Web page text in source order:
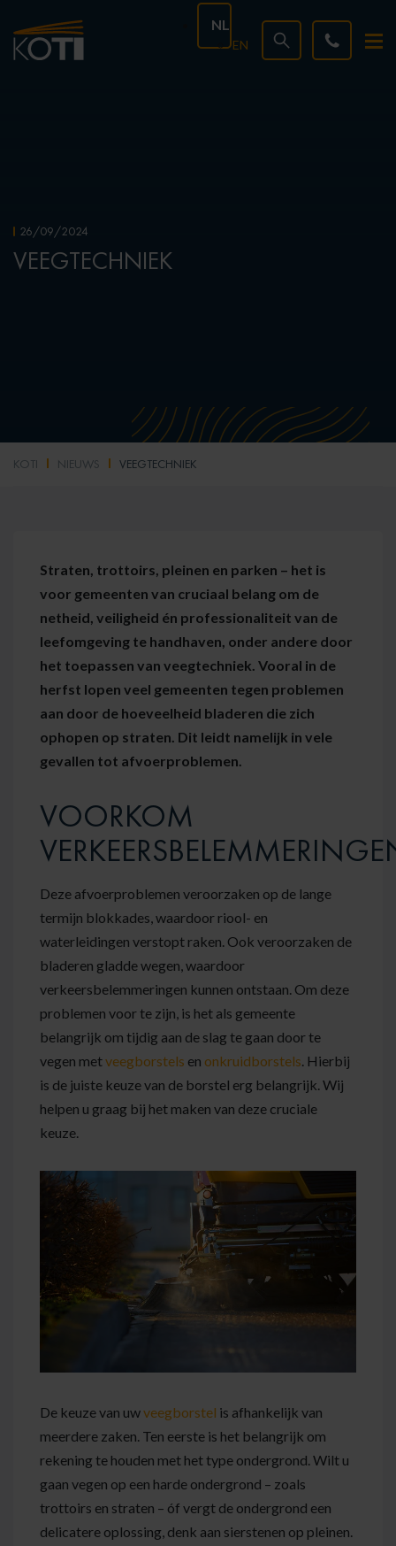
NL
EN
26/09/2024
VEEGTECHNIEK
KOTI NIEUWS VEEGTECHNIEK
Straten, trottoirs, pleinen en parken – het is
voor gemeenten van cruciaal belang om de
netheid, veiligheid én professionaliteit van de
leefomgeving te handhaven, onder andere door
het toepassen van veegtechniek. Vooral in de
herfst lopen veel gemeenten tegen problemen
aan door de hoeveelheid bladeren die zich
ophopen op straten. Dit leidt namelijk in vele
gevallen tot afvoerproblemen.
VOORKOM
Deze afvoerproblemen veroorzaken op de lange
termijn blokkades, waardoor riool- en
waterleidingen verstopt raken. Ook veroorzaken de
bladeren gladde wegen, waardoor
verkeersbelemmeringen kunnen ontstaan. Om deze
problemen voor te zijn, is het als gemeente
belangrijk om tijdig aan de slag te gaan door te
vegen metveegborstels en onkruidborstels. Hierbij
is de juiste keuze van de borstel erg belangrijk. Wij
helpen u graag bij het maken van deze cruciale
keuze.
De keuze van uwveegborstel is afhankelijk van
meerdere zaken. Ten eerste is het belangrijk om
rekening te houden met het type ondergrond. Wilt u
gaan vegen op een harde ondergrond – zoals
trottoirs en straten – óf vergt de ondergrond een
delicatere oplossing, denk aan sierstenen op pleinen.